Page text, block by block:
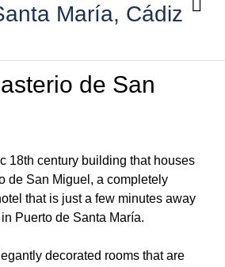
María, Cádiz
de San
18th century building that houses
de San Miguel, a completely
that is just a few minutes away
Puerto de Santa María.
decorated rooms that are